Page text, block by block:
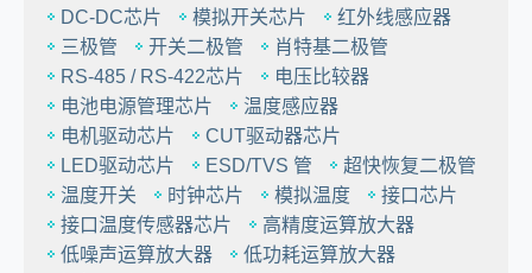
DC-DC芯片
模拟开关芯片
红外线感应器
三极管
开关二极管
肖特基二极管
RS-485 / RS-422芯片
电压比较器
电池电源管理芯片
温度感应器
电机驱动芯片
CUT驱动器芯片
LED驱动芯片
ESD/TVS 管
超快恢复二极管
温度开关
时钟芯片 模拟温度
接口芯片
接口温度传感器芯片
高精度运算放大器
低噪声运算放大器
低功耗运算放大器